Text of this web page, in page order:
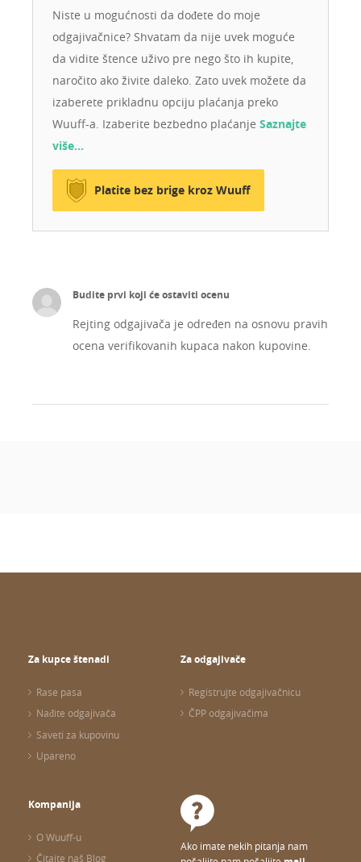
Niste u mogućnosti da dođete do moje
odgajivačnice? Shvatam da nije uvek moguće
da vidite štence uživo pre nego što ih kupite,
naročito ako živite daleko. Zato uvek možete da
izaberete prikladnu opciju plaćanja preko
Wuuff-a. Izaberite bezbedno plaćanje Saznajte
više…
Platite bez brige kroz Wuuff
Budite prvi koji će ostaviti ocenu
Rejting odgajivača je određen na osnovu pravih
ocena verifikovanih kupaca nakon kupovine.
Za kupce štenadi
Rase pasa
Nađite odgajivača
Saveti za kupovinu
Upareno
Za odgajivače
Registrujte odgajivačnicu
ČPP odgajivačima
Kompanija
O Wuuff-u
Čitajte naš Blog
Ako imate nekih pitanja nam